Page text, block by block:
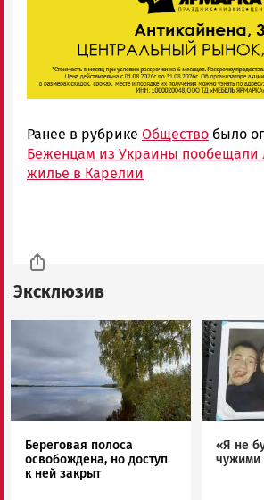
Ранее в рубрике Общество было
Беженцам из Украины пообещали
жилье в Карелии
Эксклюзив
Береговая полоса
освобождена, но доступ
к ней закрыт
Image
«Я не
чужими